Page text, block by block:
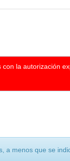
la autorización
a menos que se